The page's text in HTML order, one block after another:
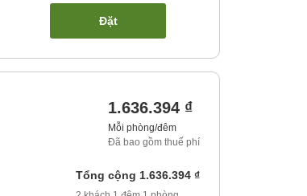
Đặt
1.636.394 ₫
Mỗi phòng/đêm
Đã bao gồm thuế phí
Tổng cộng 1.636.394 ₫